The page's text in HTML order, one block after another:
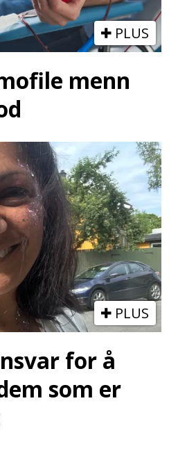
PLUS
menn
PLUS
for å
som er